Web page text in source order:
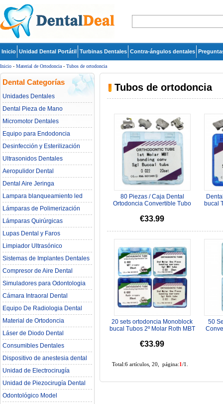
Inicio Unidad Dental Portátil Turbinas Dentales Contra-ángulos dentales
Inicio - Material de Ortodoncia - Tubos de ortodoncia
Dental Categorías
Unidades Dentales
Dental Pieza de Mano
Micromotor Dentales
Equipo para Endodoncia
Desinfección y Esterilización
Ultrasonidos Dentales
Aeropulidor Dental
Dental Aire Jeringa
Lampara blanqueamiento led
dental
Lámparas de Polimerización
Lámparas Quirúrgicas
Lupas Dental y Faros
Limpiador Ultrasónico
Sistemas de Implantes Dentales
Compresor de Aire Dental
Simuladores para Odontologia
Cámara Intraoral Dental
Equipo De Radiologia Dental‎
Material de Ortodoncia
Láser de Diodo Dental
Consumibles Dentales
Dispositivo de anestesia dental
Unidad de Electrocirugía
Unidad de Piezocirugía Dental
Odontológico Model
Tubos de ortodoncia
80 Piezas / Caja Dental
Ortodoncia Convertible Tubo
€33.99
bucal
20 sets ortodoncia Monoblock
bucal Tubos 2º Molar Roth MBT
€33.99
50
Total:6 artículos, 20, página:1/1.